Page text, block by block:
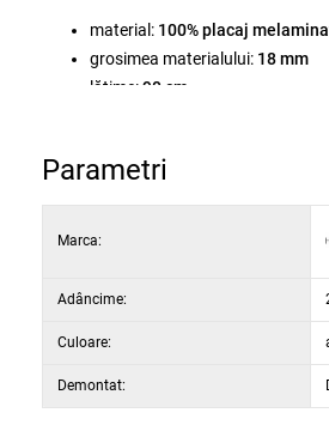
material: 100% placaj
grosimea materialului: 18 mm
lățime:90 cm
culoare: alb
Parametri
Marca:
Adâncime:
Culoare:
Demontat: